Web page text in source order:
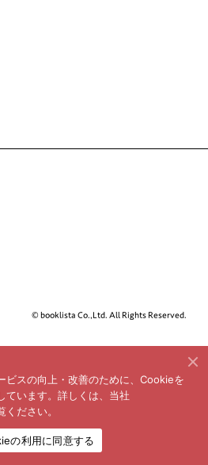
© booklista Co.,Ltd. All Rights Reserved.
ビスの向上・改善のために、Cookieを
ています。詳しくは、当社
ください。
の利用に同意する